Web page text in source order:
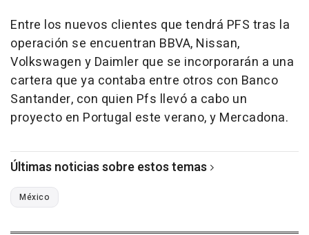
Entre los nuevos clientes que tendrá PFS tras la
operación se encuentran BBVA, Nissan,
Volkswagen y Daimler que se incorporarán a una
cartera que ya contaba entre otros con Banco
Santander, con quien Pfs llevó a cabo un
proyecto en Portugal este verano, y Mercadona.
Últimas noticias sobre estos temas
México